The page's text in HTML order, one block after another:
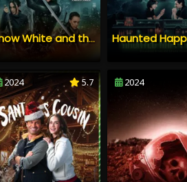
Snow White and the 7 Samurai
2024 5.7 2024